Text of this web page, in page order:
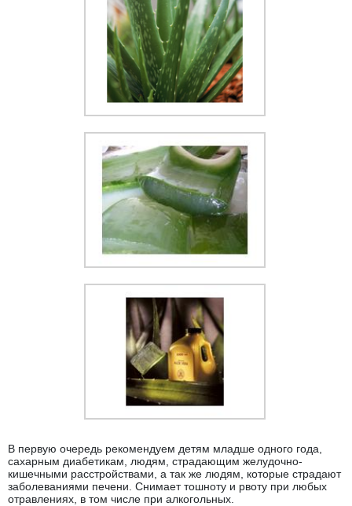
В первую очередь рекомендуем детям младше одного года,
сахарным диабетикам, людям, страдающим желудочно-
кишечными расстройствами, а так же людям, которые страдают
заболеваниями печени. Снимает тошноту и рвоту при любых
отравлениях, в том числе при алкогольных.